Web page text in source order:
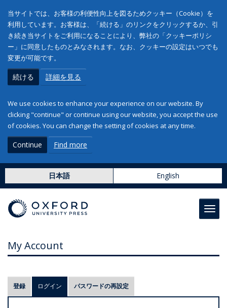
当サイトでは、お客様の利便性向上を図るためクッキー（Cookie）を
利用しています。お客様は、「続ける」のリンクをクリックするか、引
き続き当サイトをご利用になることにより、弊社の「クッキーポリシ
ー」に同意したものとみなされます。なお、クッキーの設定はいつでも
変更が可能です。
続ける 詳細を見る
We use cookies to enhance your experience on our website. By
clicking "continue" or continue using our website, you accept the use
of cookies. You can change the setting of cookies at any time.
Continue Find more
日本語 English
My Account
プ
ラ
登録 ログイン (アクティブなタブ)
パスワードの再設定